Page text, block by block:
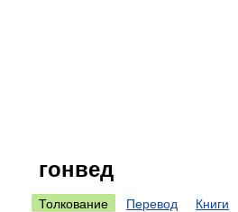
гонвед
Толкование Перевод Книги